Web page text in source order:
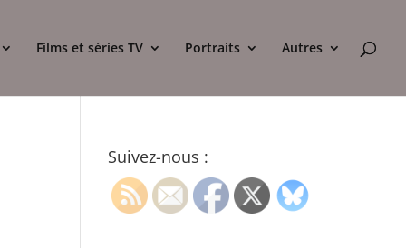
Films et séries TV Portraits Autres
Suivez-nous :